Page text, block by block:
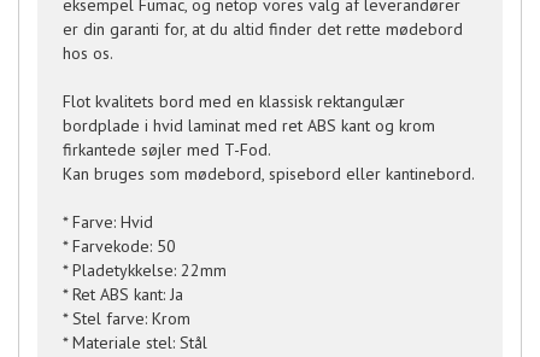
eksempel Fumac, og netop vores valg af leverandører
er din garanti for, at du altid finder det rette mødebord
hos os.
Flot kvalitets bord med en klassisk rektangulær
bordplade i hvid laminat med ret ABS kant og krom
firkantede søjler med T-Fod.
Kan bruges som mødebord, spisebord eller kantinebord.
* Farve: Hvid
* Farvekode: 50
* Pladetykkelse: 22mm
* Ret ABS kant: Ja
* Stel farve: Krom
* Materiale stel: Stål